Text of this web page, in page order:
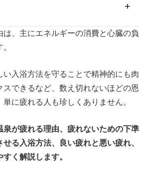
ための下準備
れと悪い疲れ
は、主にエネルギーの消費と心臓の負
い入浴方法を守ることで精神的にも肉
スできるなど、数え切れないほどの恩
に疲れる人も珍しくありません。
泉が疲れる理由、疲れないための下準
る入浴方法、良い疲れと悪い疲れ、
く解説します。